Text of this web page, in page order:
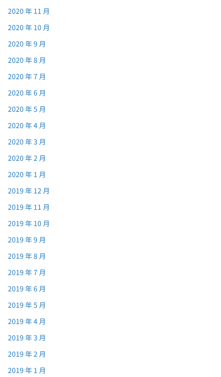
2020 年 11 月
2020 年 10 月
2020 年 9 月
2020 年 8 月
2020 年 7 月
2020 年 6 月
2020 年 5 月
2020 年 4 月
2020 年 3 月
2020 年 2 月
2020 年 1 月
2019 年 12 月
2019 年 11 月
2019 年 10 月
2019 年 9 月
2019 年 8 月
2019 年 7 月
2019 年 6 月
2019 年 5 月
2019 年 4 月
2019 年 3 月
2019 年 2 月
2019 年 1 月